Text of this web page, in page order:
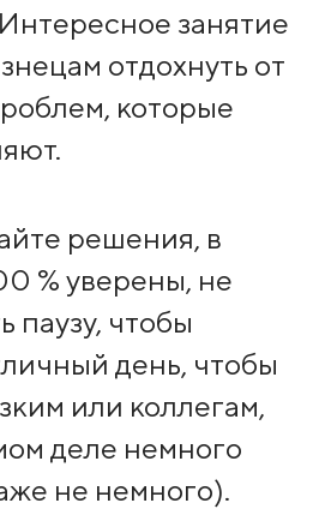
занятие
отдохнуть от
которые
решения, в
% уверены, не
паузу, чтобы
день, чтобы
или коллегам,
деле немного
не немного).